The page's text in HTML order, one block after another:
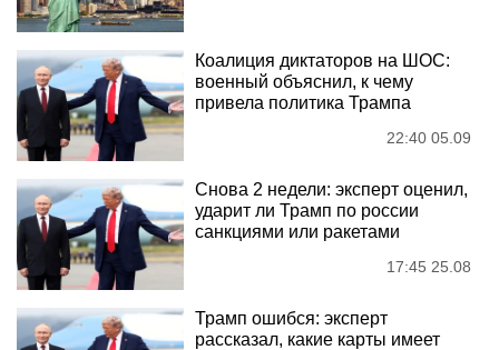
Коалиция диктаторов на ШОС:
военный объяснил, к чему
привела политика Трампа
22:40 05.09
Снова 2 недели: эксперт оценил,
ударит ли Трамп по россии
санкциями или ракетами
17:45 25.08
Трамп ошибся: эксперт
рассказал, какие карты имеет